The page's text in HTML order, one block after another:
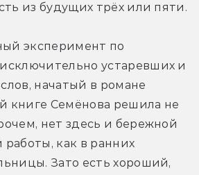
из будущих трёх или пяти.
эксперимент по
устаревших и
начатый в романе
книге Семёнова решила не
нет здесь и бережной
как в ранних
Зато есть хороший,